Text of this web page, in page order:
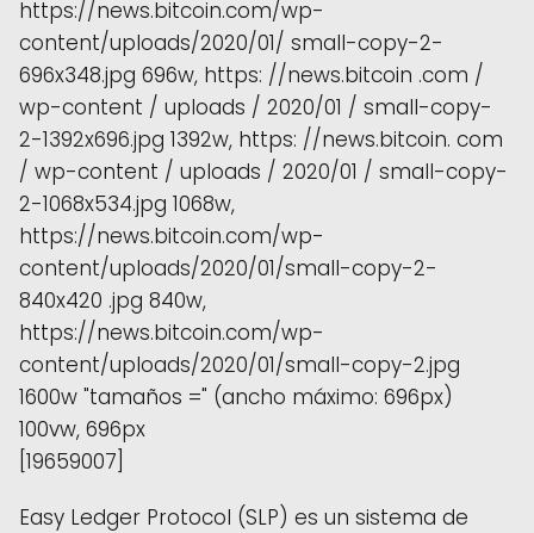
[19659007]
Easy Ledger Protocol (SLP) es un sistema de